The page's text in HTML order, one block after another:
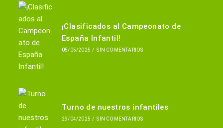
¡Clasificados al Campeonato de
España Infantil!
05/05/2025 / SIN COMENTARIOS
Turno de nuestros infantiles
29/04/2025 / SIN COMENTARIOS